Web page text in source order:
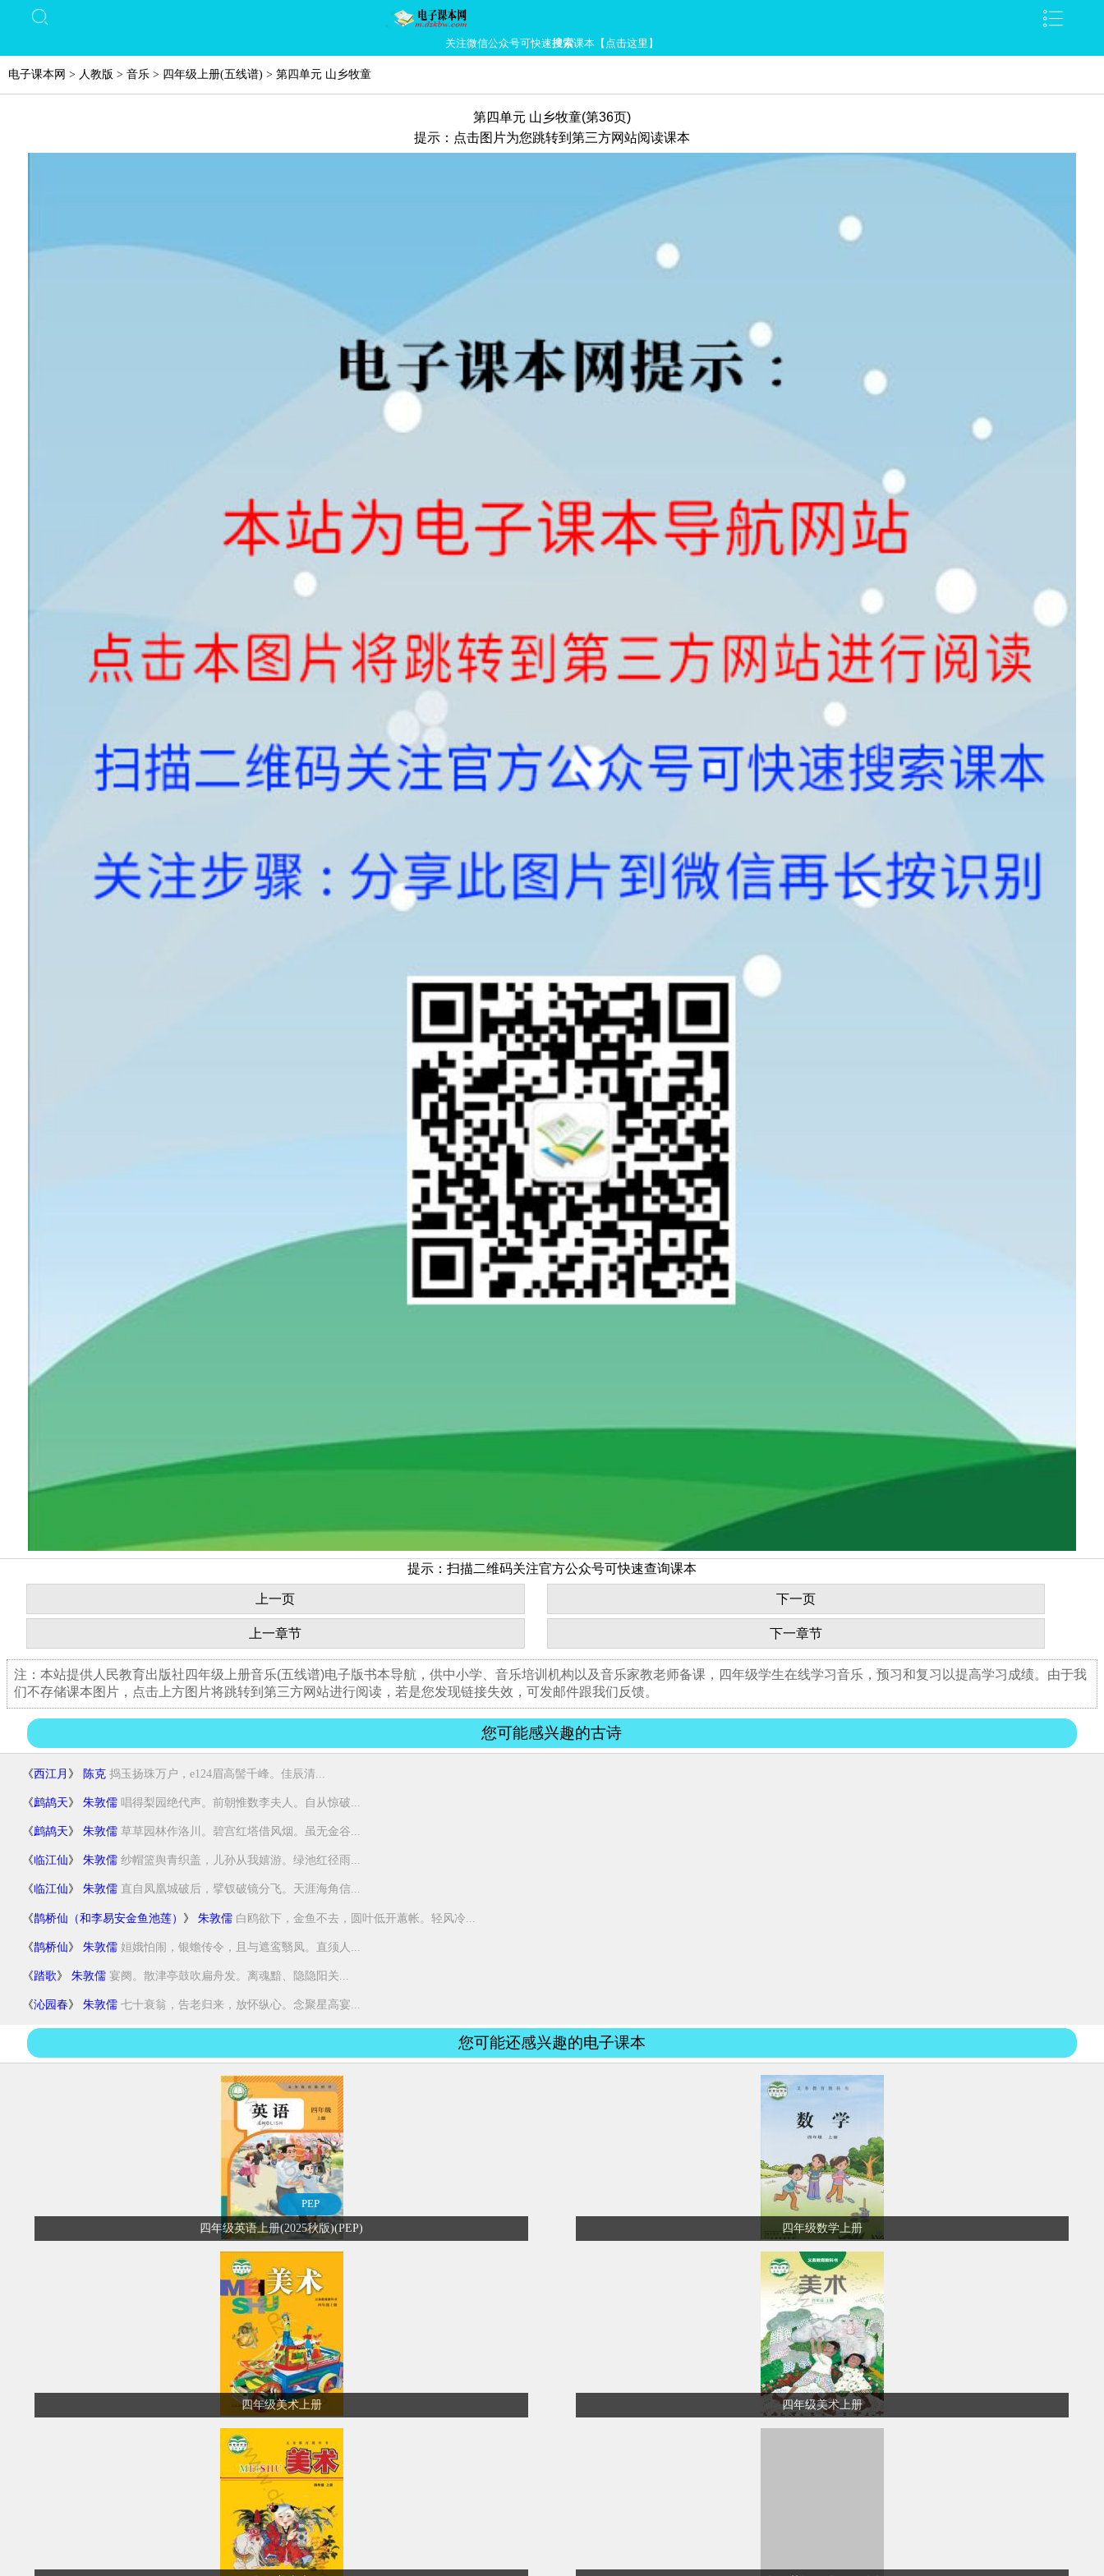
关注微信公众号可快速搜索课本【点击这里】
电子课本网 > 人教版 > 音乐 > 四年级上册(五线谱) > 第四单元 山乡牧童
第四单元 山乡牧童(第36页)
提示：点击图片为您跳转到第三方网站阅读课本
提示：扫描二维码关注官方公众号可快速查询课本
上一页 下一页
上一章节 下一章节
注：本站提供人民教育出版社四年级上册音乐(五线谱)电子版书本导航，供中小学、音乐培训机构以及音乐家教老师备课，四年级学生在线学习音乐，预习和复习以提高学习成绩。由于我
们不存储课本图片，点击上方图片将跳转到第三方网站进行阅读，若是您发现链接失效，可发邮件跟我们反馈。
您可能感兴趣的古诗
《西江月 》 陈克 捣玉扬珠万户，e124眉高髻千峰。佳辰清...
《鹧鸪天》 朱敦儒 唱得梨园绝代声。前朝惟数李夫人。自从惊破...
《鹧鸪天》 朱敦儒 草草园林作洛川。碧宫红塔借风烟。虽无金谷...
《临江仙》 朱敦儒 纱帽篮舆青织盖，儿孙从我嬉游。绿池红径雨...
《临江仙》 朱敦儒 直自凤凰城破后，擘钗破镜分飞。天涯海角信...
《鹊桥仙（和李易安金鱼池莲） 》 朱敦儒 白鸥欲下，金鱼不去，圆叶低开蕙帐。轻风冷...
《鹊桥仙》 朱敦儒 姮娥怕闹，银蟾传令，且与遮鸾翳凤。直须人...
《踏歌》 朱敦儒 宴阕。散津亭鼓吹扁舟发。离魂黯、隐隐阳关...
《沁园春》 朱敦儒 七十衰翁，告老归来，放怀纵心。念聚星高宴...
您可能还感兴趣的电子课本
PEP
四年级英语上册(2025秋版)(PEP)
四年级数学上册
四年级美术上册 四年级美术上册